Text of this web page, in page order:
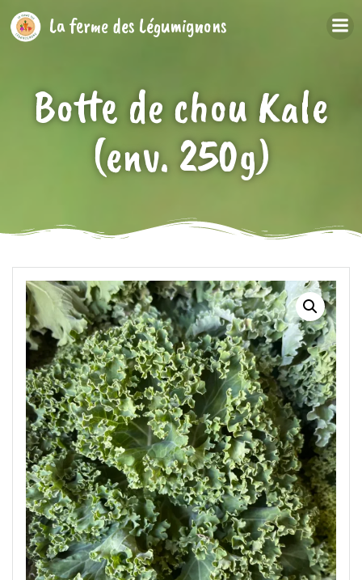
au
contenu
La ferme des Légumignons
Botte de chou Kale
(env. 250g)